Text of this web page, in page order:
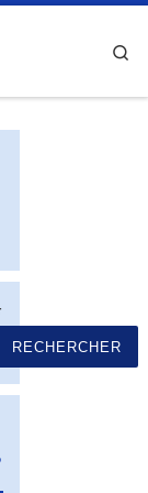
RECHERCHER